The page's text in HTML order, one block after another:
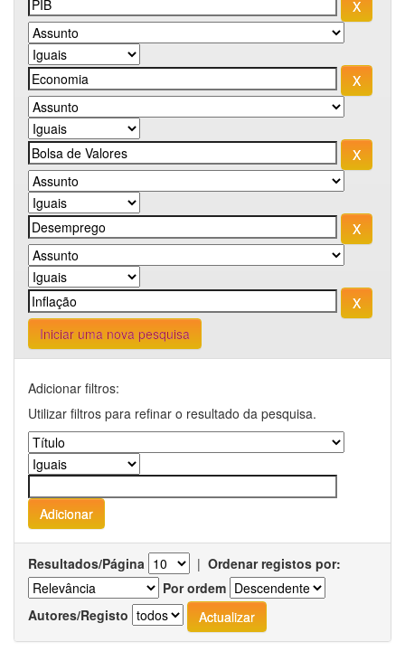
Iniciar uma nova pesquisa
Adicionar filtros:
Utilizar filtros para refinar o resultado da pesquisa.
Resultados/Página | Ordenar registos por:
Por ordem
Autores/Registo